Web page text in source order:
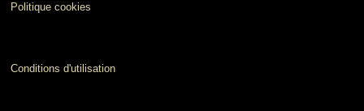
Politique cookies
Conditions d'utilisation